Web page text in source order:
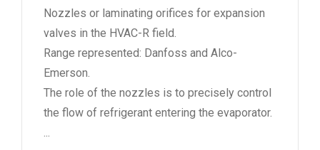
Nozzles or laminating orifices for expansion
valves in the HVAC-R field.
Range represented: Danfoss and Alco-
Emerson.
The role of the nozzles is to precisely control
the flow of refrigerant entering the evaporator.